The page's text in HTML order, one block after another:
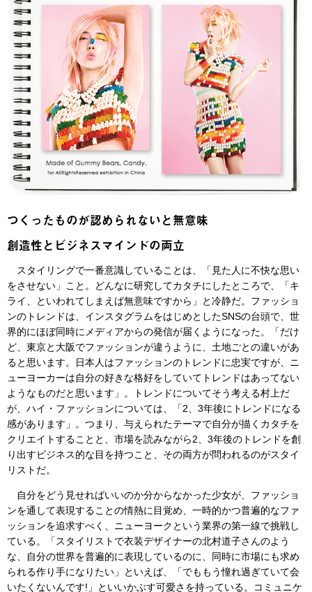
つくったものが認められないと無意味
創造性とビジネスマインドの両立
スタイリングで一番意識していることは、「見た人に不快な思い
をさせない」こと。どんなに研究してカタチにしたところで、「キ
ライ、といわれてしまえば無意味ですから」と冷静だ。ファッショ
ンのトレンドは、インスタグラムをはじめとしたSNSの台頭で、世
界的にほぼ同時にメディアからの発信が届くようになった。「だけ
ど、東京と大阪でファッションが違うように、土地ごとの違いがあ
ると思います。日本人はファッションのトレンドに忠実ですが、ニ
ューヨーカーは自分の好きな格好をしていてトレンドはあってない
ようなものだと思います」。トレンドについてそう考える村上だ
が、ハイ・ファッションについては、「2、3年後にトレンドになる
感があります」。つまり、与えられたテーマで自分が描くカタチを
クリエイトすることと、市場を読みながら2、3年後のトレンドを創
り出すビジネス的な目を持つこと、その両方が問われるのがスタイ
リストだ。
自分をどう見せればいいのか分からなかった少女が、ファッショ
ンを通して表現することの情熱に目覚め、一時的かつ普遍的なファ
ッションを追求すべく、ニューヨークという業界の第一線で挑戦し
ている。「スタイリストで衣装デザイナーの北村道子さんのよう
な、自分の世界を普遍的に表現しているのに、同時に市場にも求め
られる作り手になりたい」といえば、「でももう憧れ過ぎていて会
いたくないんです!」といいかぶす可愛さを持っている。コミュニケ